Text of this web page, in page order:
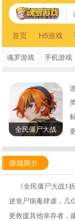
首页 H5游戏
魂罗游戏 手机游戏
全民僵尸大战
游戏简介
《全民僵尸大战1
述丧尸病毒肆虐，几
更救援其他幸存者，